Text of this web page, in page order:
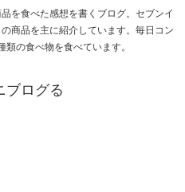
を食べた感想を書くブログ。セブンイ
商品を主に紹介しています。毎日コン
の食べ物を食べています。
ブログる